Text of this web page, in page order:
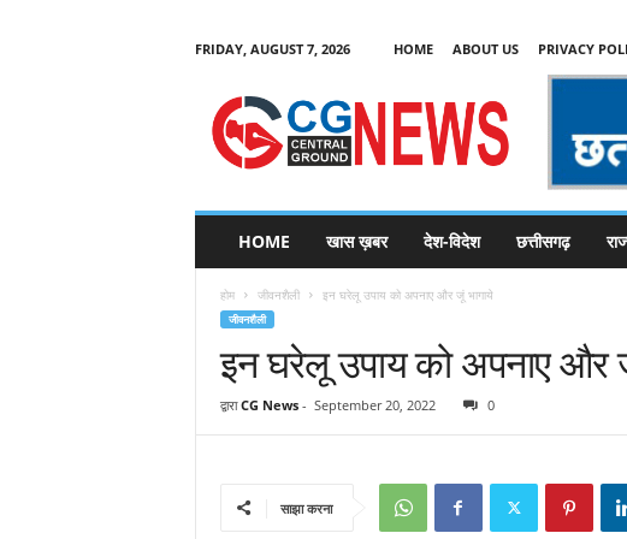
FRIDAY, AUGUST 7, 2026 HOME ABOUT US PRIVACY
C
HOME खास ख़बर देश-विदेश छत्तीसगढ़
होम जीवनशैली इन घरेलू उपाय को अपनाए और जूं भागाये
जीवनशैली
इन घरेलू उपाय को अपनाए और
द्वारा CG News- September 20, 2022 0
साझा करना